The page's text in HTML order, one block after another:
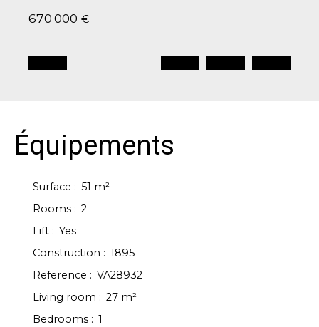
670 000 €
Équipements
Surface : 51 m²
Rooms : 2
Lift : Yes
Construction : 1895
Reference : VA28932
Living room : 27 m²
Bedrooms : 1